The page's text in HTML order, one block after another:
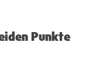
Punkte